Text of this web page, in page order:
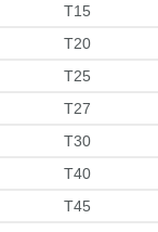
T15
T20
T25
T27
T30
T40
T45